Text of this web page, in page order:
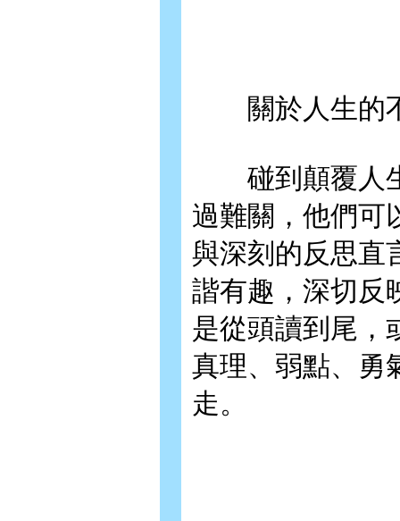
關於人生的
碰到顛覆人生
過難關，他們可
與深刻的反思直
諧有趣，深切反
是從頭讀到尾，
真理、弱點、勇
走。